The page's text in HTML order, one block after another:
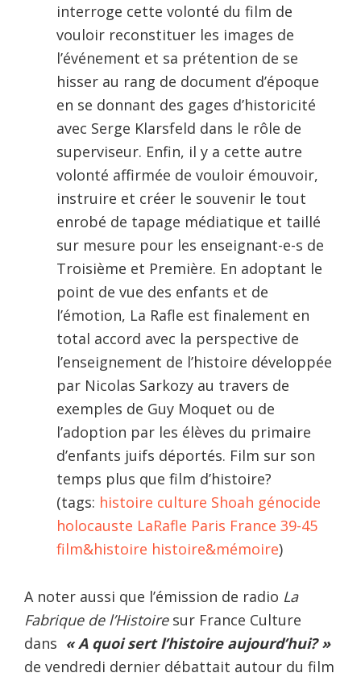
interroge cette volonté du film de
vouloir reconstituer les images de
l’événement et sa prétention de se
hisser au rang de document d’époque
en se donnant des gages d’historicité
avec Serge Klarsfeld dans le rôle de
superviseur. Enfin, il y a cette autre
volonté affirmée de vouloir émouvoir,
instruire et créer le souvenir le tout
enrobé de tapage médiatique et taillé
sur mesure pour les enseignant-e-s de
Troisième et Première. En adoptant le
point de vue des enfants et de
l’émotion, La Rafle est finalement en
total accord avec la perspective de
l’enseignement de l’histoire développée
par Nicolas Sarkozy au travers de
exemples de Guy Moquet ou de
l’adoption par les élèves du primaire
d’enfants juifs déportés. Film sur son
temps plus que film d’histoire?
(tags: histoire culture Shoah génocide
holocauste LaRafle Paris France 39-45
film&histoire histoire&mémoire)
A noter aussi que l’émission de radio La
Fabrique de l’Histoiresur France Culture
dans « A quoi sert l’histoire aujourd’hui? »
de vendredi dernier débattait autour du film